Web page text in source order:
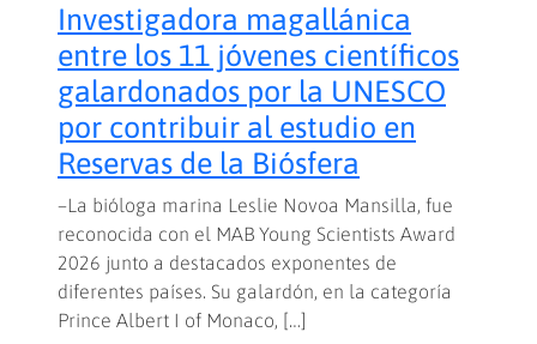
Investigadora magallánica
entre los 11 jóvenes científicos
galardonados por la UNESCO
por contribuir al estudio en
Reservas de la Biósfera
–La bióloga marina Leslie Novoa Mansilla, fue
reconocida con el MAB Young Scientists Award
2026 junto a destacados exponentes de
diferentes países. Su galardón, en la categoría
Prince Albert I of Monaco, […]